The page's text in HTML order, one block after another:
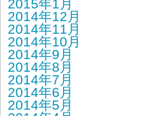
2015年1月
2014年12月
2014年11月
2014年10月
2014年9月
2014年8月
2014年7月
2014年6月
2014年5月